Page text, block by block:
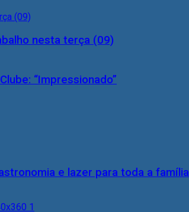
“Impressionado”
e lazer para toda a família
nesta terça (09)